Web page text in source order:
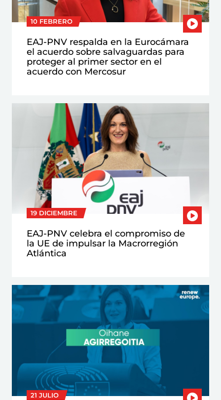
10 FEBRERO
EAJ-PNV respalda en la Eurocámara
el acuerdo sobre salvaguardas para
proteger al primer sector en el
acuerdo con Mercosur
19 DICIEMBRE
EAJ-PNV celebra el compromiso de
la UE de impulsar la Macrorregión
Atlántica
21 JULIO